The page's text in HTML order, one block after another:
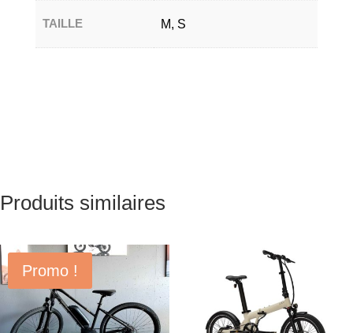
TAILLE M, S
Produits similaires
Promo !